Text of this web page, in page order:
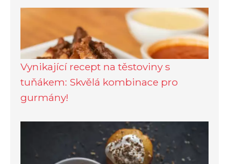
Vynikající recept na těstoviny s
tuňákem: Skvělá kombinace pro
gurmány!